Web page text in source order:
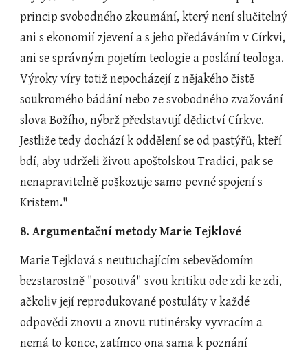
princip svobodného zkoumání, který není slučitelný
ani s ekonomií zjevení a s jeho předáváním v Církvi,
ani se správným pojetím teologie a poslání teologa.
Výroky víry totiž nepocházejí z nějakého čistě
soukromého bádání nebo ze svobodného zvažování
slova Božího, nýbrž představují dědictví Církve.
Jestliže tedy dochází k oddělení se od pastýřů, kteří
bdí, aby udrželi živou apoštolskou Tradici, pak se
nenapravitelně poškozuje samo pevné spojení s
Kristem."
8. Argumentační metody Marie Tejklové
Marie Tejklová s neutuchajícím sebevědomím
bezstarostně "posouvá" svou kritiku ode zdi ke zdi,
ačkoliv její reprodukované postuláty v každé
odpovědi znovu a znovu rutinérsky vyvracím a
nemá to konce, zatímco ona sama k poznání